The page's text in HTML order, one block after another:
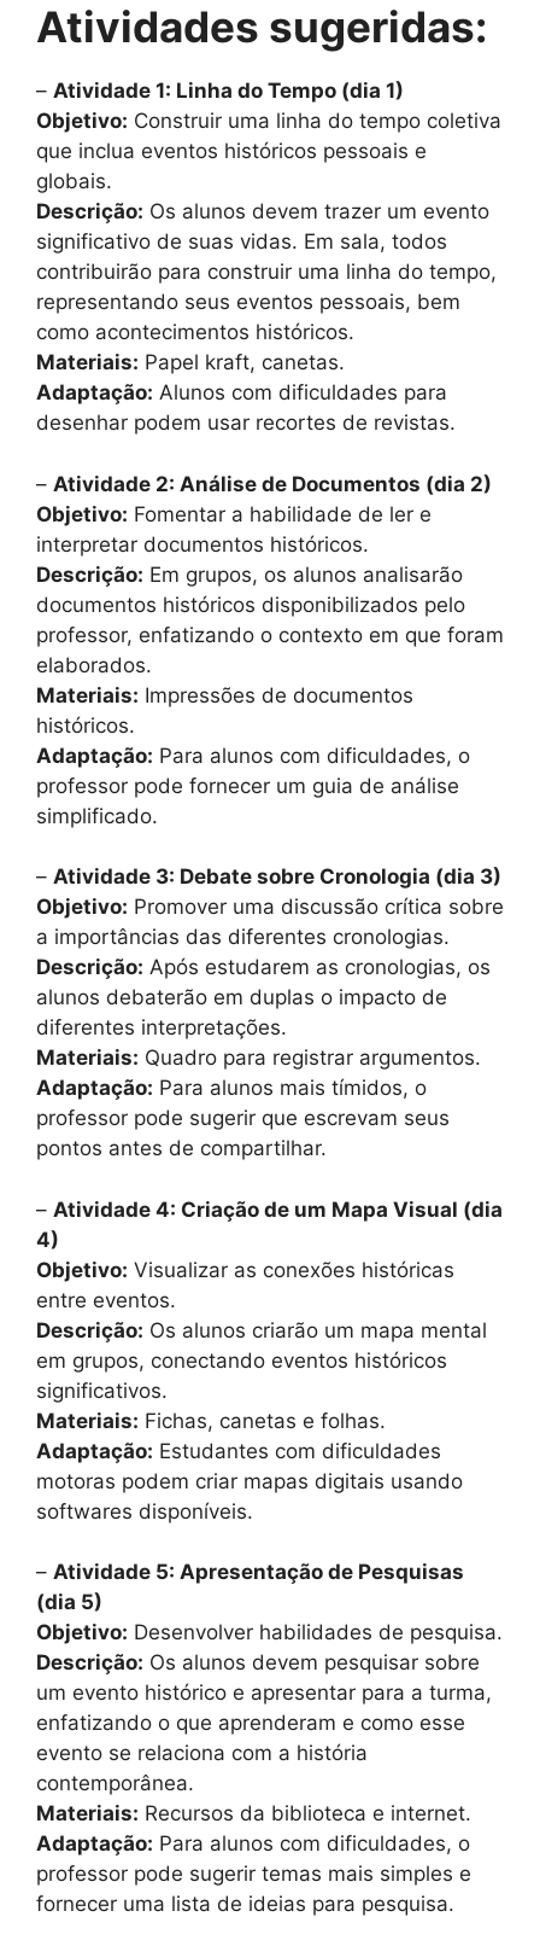
Atividades sugeridas:
– Atividade 1: Linha do Tempo (dia 1)
Objetivo: Construir uma linha do tempo coletiva
que inclua eventos históricos pessoais e
globais.
Descrição: Os alunos devem trazer um evento
significativo de suas vidas. Em sala, todos
contribuirão para construir uma linha do tempo,
representando seus eventos pessoais, bem
como acontecimentos históricos.
Materiais: Papel kraft, canetas.
Adaptação: Alunos com dificuldades para
desenhar podem usar recortes de revistas.
– Atividade 2: Análise de Documentos (dia 2)
Objetivo: Fomentar a habilidade de ler e
interpretar documentos históricos.
Descrição: Em grupos, os alunos analisarão
documentos históricos disponibilizados pelo
professor, enfatizando o contexto em que foram
elaborados.
Materiais: Impressões de documentos
históricos.
Adaptação: Para alunos com dificuldades, o
professor pode fornecer um guia de análise
simplificado.
– Atividade 3: Debate sobre Cronologia (dia 3)
Objetivo: Promover uma discussão crítica sobre
a importâncias das diferentes cronologias.
Descrição: Após estudarem as cronologias, os
alunos debaterão em duplas o impacto de
diferentes interpretações.
Materiais: Quadro para registrar argumentos.
Adaptação: Para alunos mais tímidos, o
professor pode sugerir que escrevam seus
pontos antes de compartilhar.
– Atividade 4: Criação de um Mapa Visual (dia
4)
Objetivo: Visualizar as conexões históricas
entre eventos.
Descrição: Os alunos criarão um mapa mental
em grupos, conectando eventos históricos
significativos.
Materiais: Fichas, canetas e folhas.
Adaptação: Estudantes com dificuldades
motoras podem criar mapas digitais usando
softwares disponíveis.
– Atividade 5: Apresentação de Pesquisas
(dia 5)
Objetivo: Desenvolver habilidades de pesquisa.
Descrição: Os alunos devem pesquisar sobre
um evento histórico e apresentar para a turma,
enfatizando o que aprenderam e como esse
evento se relaciona com a história
contemporânea.
Materiais: Recursos da biblioteca e internet.
Adaptação: Para alunos com dificuldades, o
professor pode sugerir temas mais simples e
fornecer uma lista de ideias para pesquisa.